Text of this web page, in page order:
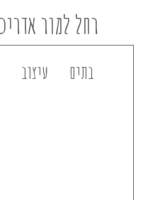
בתים עיצוב